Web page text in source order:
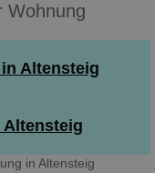
Wohnung
Altensteig
in Altensteig